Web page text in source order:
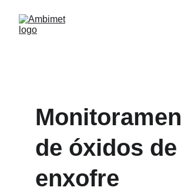
de óxidos de
enxofre